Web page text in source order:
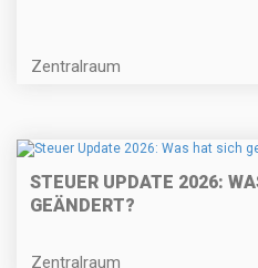
Zentralraum
STEUER UPDATE 2026:
GEÄNDERT?
Zentralraum